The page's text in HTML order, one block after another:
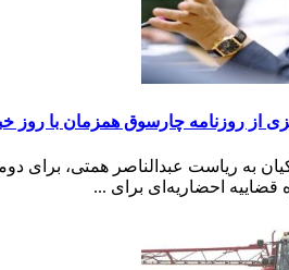
از روزنامه چارسوق همزمان با روز
به ریاست عبدالناصر همتی، برای
احضاریه‌ای برای ...